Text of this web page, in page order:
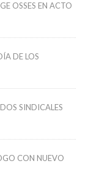
OSSES EN ACTO
DE LOS
SINDICALES
CON NUEVO